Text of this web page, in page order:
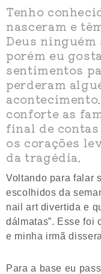
Tenho
nasceram e
Deus
porém eu
sentimentos
perderam
conforte as
final de contas
os corações
da tragédia.
Voltando para falar
escolhidos da
nail art divertida e
dálmatas”. Esse foi
e minha irmã
Para a base eu